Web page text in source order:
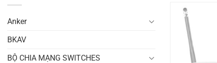
Anker
BKAV
BỘ CHIA MẠNG SWITCHES
-53%